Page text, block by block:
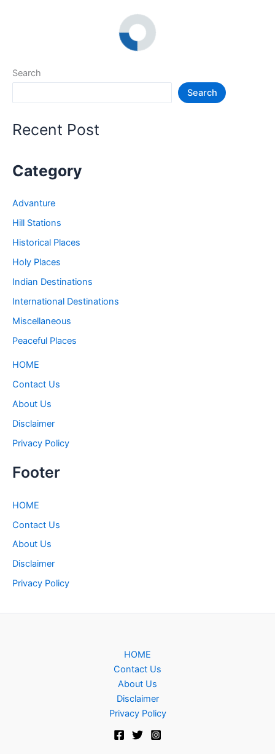
Search
Search
Recent Post
Category
Advanture
Hill Stations
Historical Places
Holy Places
Indian Destinations
International Destinations
Miscellaneous
Peaceful Places
HOME
Contact Us
About Us
Disclaimer
Privacy Policy
Footer
HOME
Contact Us
About Us
Disclaimer
Privacy Policy
HOME
Contact Us
About Us
Disclaimer
Privacy Policy